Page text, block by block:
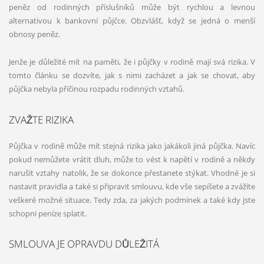
peněz od rodinných příslušníků může být rychlou a levnou
alternativou k bankovní půjčce. Obzvlášť, když se jedná o menší
obnosy peněz.
Jenže je důležité mít na paměti, že i půjčky v rodině mají svá rizika. V
tomto článku se dozvíte, jak s nimi zacházet a jak se chovat, aby
půjčka nebyla příčinou rozpadu rodinných vztahů.
ZVAŽTE RIZIKA
Půjčka v rodině může mít stejná rizika jako jakákoli jiná půjčka. Navíc
pokud nemůžete vrátit dluh, může to vést k napětí v rodině a někdy
narušit vztahy natolik, že se dokonce přestanete stýkat. Vhodné je si
nastavit pravidla a také si připravit smlouvu, kde vše sepíšete a zvážíte
veškeré možné situace. Tedy zda, za jakých podmínek a také kdy jste
schopni peníze splatit.
SMLOUVA JE OPRAVDU DŮLEŽITÁ